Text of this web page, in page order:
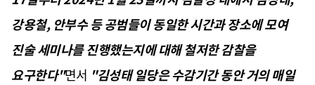
강용철, 안부수 등 공범들이 동일한 시간과 장소에 모여
진술 세미나를 진행했는지에 대해 철저한 감찰을
요구한다"면서 "김성태 일당은 수감기간 동안 거의 매일